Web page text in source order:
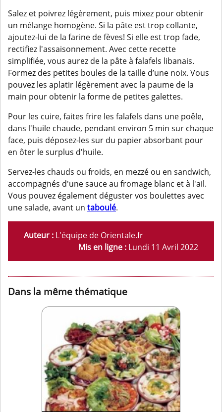
Salez et poivrez légèrement, puis mixez pour obtenir
un mélange homogène. Si la pâte est trop collante,
ajoutez-lui de la farine de fèves! Si elle est trop fade,
rectifiez l'assaisonnement. Avec cette recette
simplifiée, vous aurez de la pâte à falafels libanais.
Formez des petites boules de la taille d’une noix. Vous
pouvez les aplatir légèrement avec la paume de la
main pour obtenir la forme de petites galettes.
Pour les cuire, faites frire les falafels dans une poêle,
dans l'huile chaude, pendant environ 5 min sur chaque
face, puis déposez-les sur du papier absorbant pour
en ôter le surplus d'huile.
Servez-les chauds ou froids, en mezzé ou en sandwich,
accompagnés d'une sauce au fromage blanc et à l'ail.
Vous pouvez également déguster vos boulettes avec
une salade, avant un taboulé.
Auteur : L'équipe de Orientale.fr
Mis en ligne : Lundi 11 Avril 2022
Dans la même thématique